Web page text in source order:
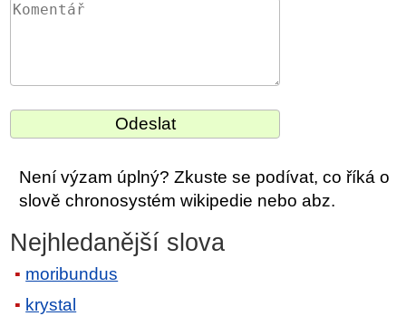
Není výzam úplný? Zkuste se podívat, co říká o
slově chronosystém wikipedie nebo abz.
Nejhledanější slova
moribundus
krystal